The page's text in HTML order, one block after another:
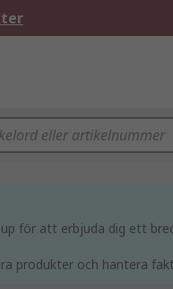
för att erbjuda dig ett
produkter och hantera